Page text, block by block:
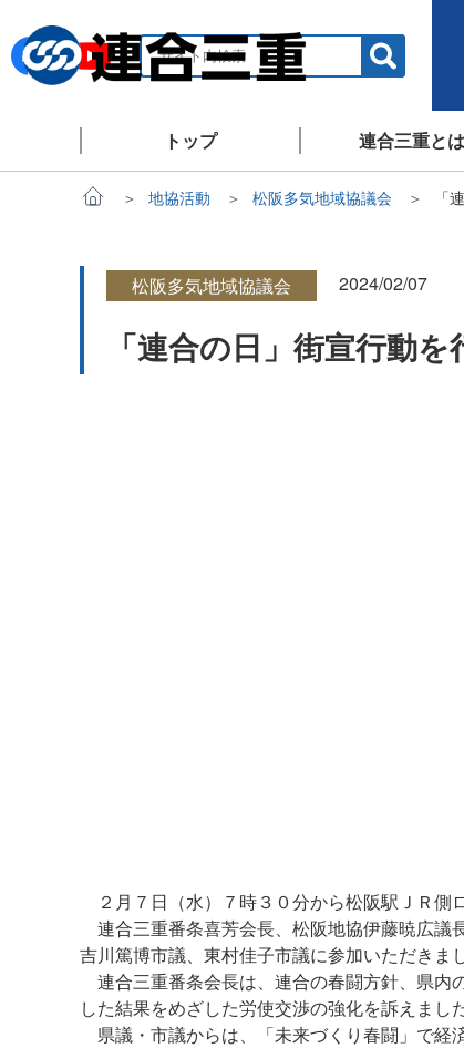
トップ 連合三重とは
地協活動 松阪多気地域協議会 「
松阪多気地域協議会 2024/02/07
「連合の日」街宣行動
２月７日（水）７時３０分から松阪駅ＪＲ側
連合三重番条喜芳会長、松阪地協伊藤暁広議
吉川篤博市議、東村佳子市議に参加いただきまし
連合三重番条会長は、連合の春闘方針、県内
した結果をめざした労使交渉の強化を訴えました
県議・市議からは、「未来づくり春闘」で経